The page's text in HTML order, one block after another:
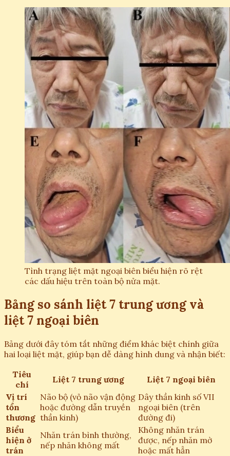
Tình trạng liệt mặt ngoại biên biểu hiện rõ rệt
các dấu hiệu trên toàn bộ nửa mặt.
Bảng so sánh liệt 7 trung ương và
liệt 7 ngoại biên
Bảng dưới đây tóm tắt những điểm khác biệt chính giữa
hai loại liệt mặt, giúp bạn dễ dàng hình dung và nhận biết:
Tiêu
chí
Liệt 7 trung ương
Liệt 7 ngoại biên
Vị trí
tổn
thương
Não bộ (vỏ não vận động
hoặc đường dẫn truyền
thần kinh)
Dây thần kinh số VII
ngoại biên (trên
đường đi)
Biểu
hiện ở
trán
Nhăn trán bình thường,
nếp nhăn không mất
Không nhăn trán
được, nếp nhăn mờ
hoặc mất hẳn